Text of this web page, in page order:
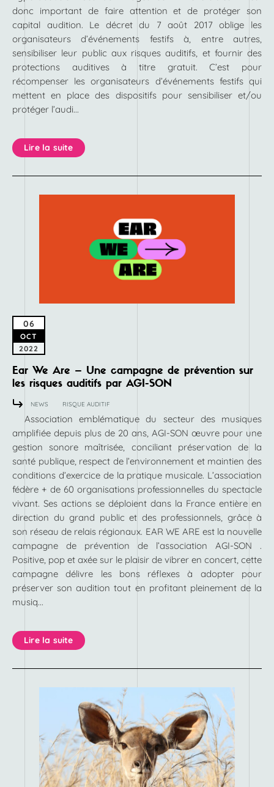
donc important de faire attention et de protéger son
capital audition. Le décret du 7 août 2017 oblige les
organisateurs d’événements festifs à, entre autres,
sensibiliser leur public aux risques auditifs, et fournir des
protections auditives à titre gratuit. C’est pour
récompenser les organisateurs d’événements festifs qui
mettent en place des dispositifs pour sensibiliser et/ou
protéger l’audi...
Lire la suite
06
OCT
2022
Ear We Are – Une campagne de prévention sur
les risques auditifs par AGI-SON
NEWS RISQUE AUDITIF
Association emblématique du secteur des musiques
amplifiée depuis plus de 20 ans, AGI-SON œuvre pour une
gestion sonore maîtrisée, conciliant préservation de la
santé publique, respect de l’environnement et maintien des
conditions d’exercice de la pratique musicale. L’association
fédère + de 60 organisations professionnelles du spectacle
vivant. Ses actions se déploient dans la France entière en
direction du grand public et des professionnels, grâce à
son réseau de relais régionaux. EAR WE ARE est la nouvelle
campagne de prévention de l’association AGI-SON .
Positive, pop et axée sur le plaisir de vibrer en concert, cette
campagne délivre les bons réflexes à adopter pour
préserver son audition tout en profitant pleinement de la
musiq...
Lire la suite